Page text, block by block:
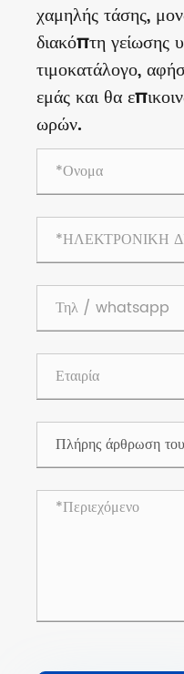
χαμηλής τάσης,
διακόπτη γείωσης
τιμοκατάλογο,
εμάς και θα
ωρών.